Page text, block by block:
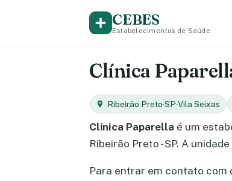
CEBES
Estabelecimentos de Saúde
Clínica
Ribeirão Preto·SP·Vila Seixas
Clínica Paparella é um
Ribeirão Preto - SP. A
Para entrar em contato